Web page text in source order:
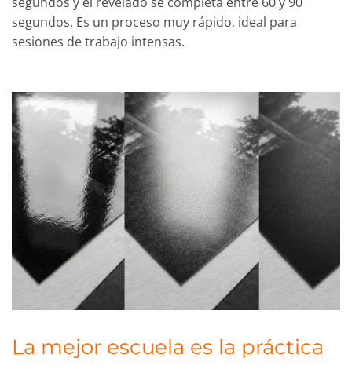
segundos. Es un proceso muy rápido, ideal para
sesiones de trabajo intensas.
La mejor escuela es la práctica